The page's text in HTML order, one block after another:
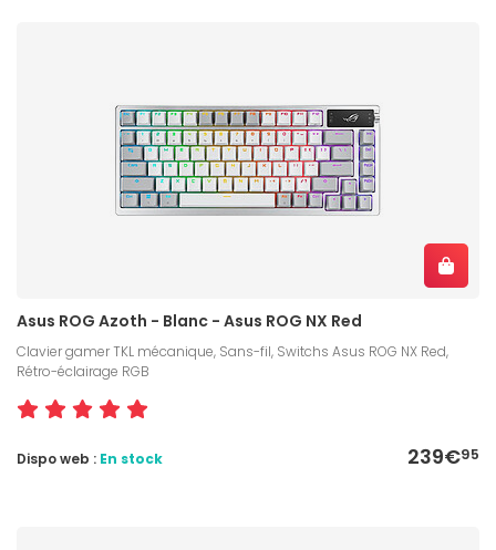
Asus ROG Azoth - Blanc - Asus ROG NX Red
Clavier gamer TKL mécanique, Sans-fil, Switchs Asus ROG NX Red,
Rétro-éclairage RGB
239€95
Dispo web : En stock